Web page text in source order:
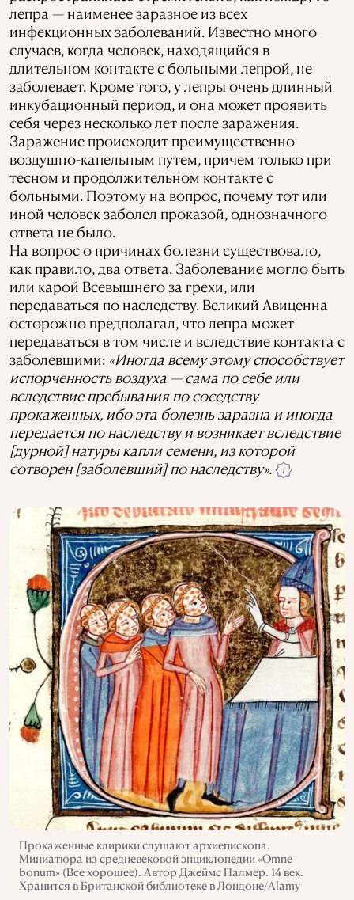
лепра — наименее заразное из всех
инфекционных заболеваний. Известно много
случаев, когда человек, находящийся в
длительном контакте с больными лепрой, не
заболевает. Кроме того, у лепры очень длинный
инкубационный период, и она может проявить
себя через несколько лет после заражения.
Заражение происходит преимущественно
воздушно-капельным путем, причем только при
тесном и продолжительном контакте с
больными. Поэтому на вопрос, почему тот или
иной человек заболел проказой, однозначного
ответа не было.
На вопрос о причинах болезни существовало,
как правило, два ответа. Заболевание могло быть
или карой Всевышнего за грехи, или
передаваться по наследству. Великий Авиценна
осторожно предполагал, что лепра может
передаваться в том числе и вследствие контакта с
заболевшими: «Иногда всему этому способствует
испорченность воздуха — сама по себе или
вследствие пребывания по соседству
прокаженных, ибо эта болезнь заразна и иногда
передается по наследству и возникает вследствие
[дурной] натуры капли семени, из которой
сотворен [заболевший] по наследству».
i
Прокаженные клирики слушают архиепископа.
Миниатюра из средневековой энциклопедии «Omne
bonum» (Все хорошее). Автор Джеймс Палмер. 14 век.
Хранится в Британской библиотеке в Лондоне/Alamy